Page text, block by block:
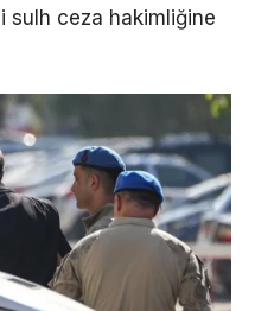
sulh ceza hakimliğine